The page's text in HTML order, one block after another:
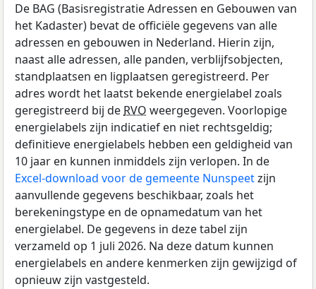
De BAG (Basisregistratie Adressen en Gebouwen van
het Kadaster) bevat de officiële gegevens van alle
adressen en gebouwen in Nederland. Hierin zijn,
naast alle adressen, alle panden, verblijfsobjecten,
standplaatsen en ligplaatsen geregistreerd. Per
adres wordt het laatst bekende energielabel zoals
geregistreerd bij de RVO weergegeven. Voorlopige
energielabels zijn indicatief en niet rechtsgeldig;
definitieve energielabels hebben een geldigheid van
10 jaar en kunnen inmiddels zijn verlopen. In de
Excel-download voor de gemeente Nunspeetzijn
aanvullende gegevens beschikbaar, zoals het
berekeningstype en de opnamedatum van het
energielabel. De gegevens in deze tabel zijn
verzameld op 1 juli 2026. Na deze datum kunnen
energielabels en andere kenmerken zijn gewijzigd of
opnieuw zijn vastgesteld.